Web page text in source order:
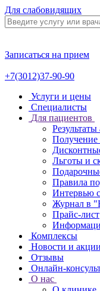
Для слабовидящих
Записаться на прием
+7(3012)37-90-90
Услуги и цены
Специалисты
Для пациентов
Получение
Льготы и
Правила
Интервью
Журнал в
Прайс-лист
Комплексы
Новости и акции
Отзывы
Онлайн-
О нас